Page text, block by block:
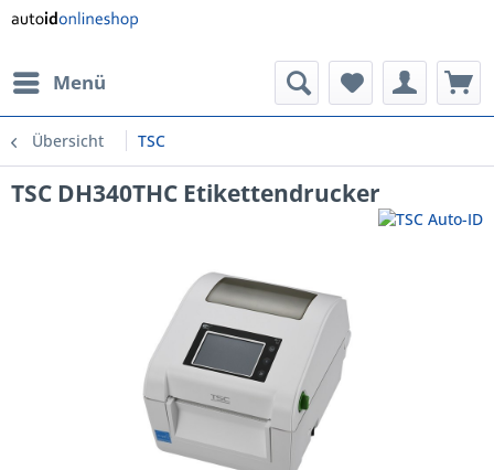
Menü
Übersicht TSC
TSC DH340THC Etikettendrucker